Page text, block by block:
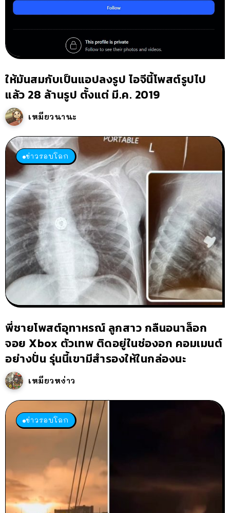
ให้มันสมกับเป็นแอปลงรูป ไอจีนี้โพสต์รูปไป
แล้ว 28 ล้านรูป ตั้งแต่ มี.ค. 2019
เหมียวนานะ
ข่าวรอบโลก
พี่ชายโพสต์อุทาหรณ์ ลูกสาว กลืนอนาล็อก
จอย Xbox ตัวเทพ ติดอยู่ในช่องอก คอมเมนต์
อย่างปั่น รุ่นนี้เขามีสำรองให้ในกล่องนะ
เหมียวหง่าว
ข่าวรอบโลก